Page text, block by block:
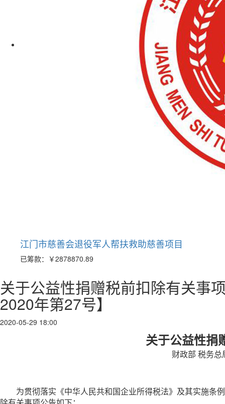
江门市慈善会退役军人帮扶救助慈善项目
已筹款： ￥2878870.89
关于公益性捐赠税前扣除有关事
2020年第27号】
2020-05-29 18:00
关于公益性捐
财政部 税务总
为贯彻落实《中华人民共和国企业所得税法》及其实施条